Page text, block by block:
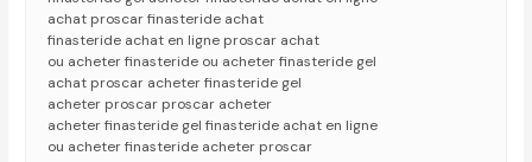
achat proscar finasteride achat
finasteride achat en ligne proscar achat
ou acheter finasteride ou acheter finasteride gel
achat proscar acheter finasteride gel
acheter proscar proscar acheter
acheter finasteride gel finasteride achat en ligne
ou acheter finasteride acheter proscar